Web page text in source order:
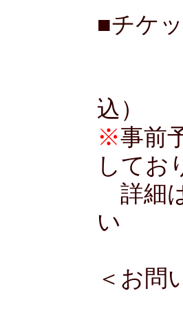
■チケ
込）
※事前
してお
詳細
い
＜お問